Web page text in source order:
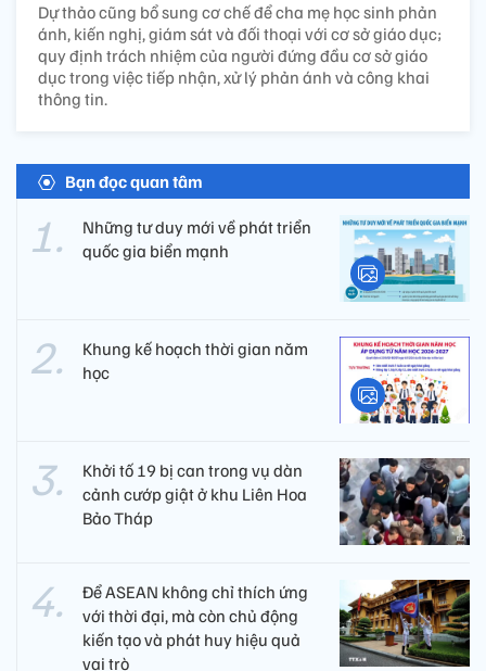
Dự thảo cũng bổ sung cơ chế để cha mẹ học sinh phản
ánh, kiến nghị, giám sát và đối thoại với cơ sở giáo dục;
quy định trách nhiệm của người đứng đầu cơ sở giáo
dục trong việc tiếp nhận, xử lý phản ánh và công khai
thông tin.
Bạn đọc quan tâm
Những tư duy mới về phát triển
quốc gia biển mạnh
Khung kế hoạch thời gian năm
học
Khởi tố 19 bị can trong vụ dàn
cảnh cướp giật ở khu Liên Hoa
Bảo Tháp
Để ASEAN không chỉ thích ứng
với thời đại, mà còn chủ động
kiến tạo và phát huy hiệu quả
vai trò